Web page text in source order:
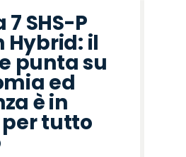
SHS-P
Hybrid: il
punta su
ed
è in
tutto